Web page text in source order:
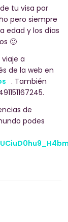
tu visa por
pero siempre
edad y los días
🙂
a
de la web en
. También
de
podes